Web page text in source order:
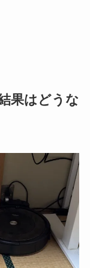
果はどうな